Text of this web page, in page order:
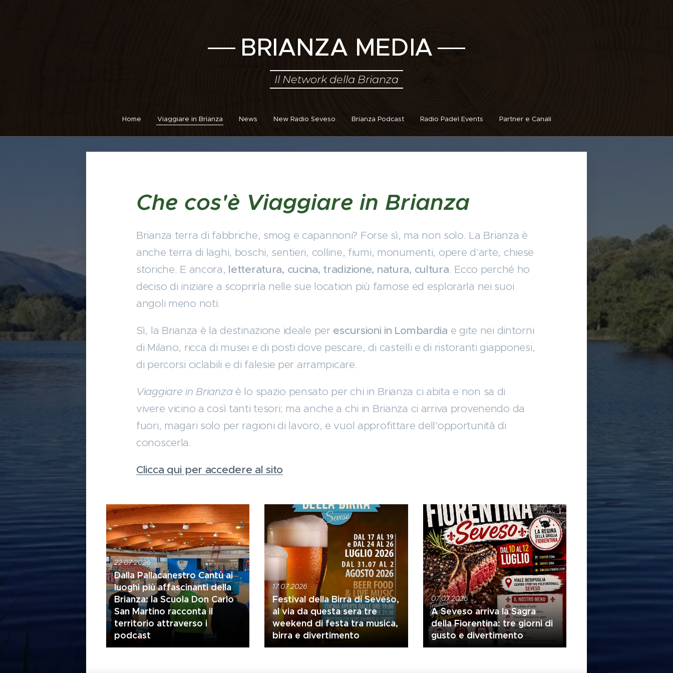
BRIANZA MEDIA
Il Network della Brianza
Home Viaggiare in Brianza News New Radio Seveso Brianza Podcast Radio Padel Events Partner e Canali
Che cos'è Viaggiare in Brianza
Brianza terra di fabbriche, smog e capannoni? Forse sì, ma non solo. La Brianza è
anche terra di laghi, boschi, sentieri, colline, fiumi, monumenti, opere d'arte, chiese
storiche. E ancora, letteratura, cucina, tradizione, natura, cultura. Ecco perché ho
deciso di iniziare a scoprirla nelle sue location più famose ed esplorarla nei suoi
angoli meno noti.
Sì, la Brianza è la destinazione ideale per escursioni in Lombardia e gite nei dintorni
di Milano, ricca di musei e di posti dove pescare, di castelli e di ristoranti giapponesi,
di percorsi ciclabili e di falesie per arrampicare.
Viaggiare in Brianzaè lo spazio pensato per chi in Brianza ci abita e non sa di
vivere vicino a così tanti tesori; ma anche a chi in Brianza ci arriva provenendo da
fuori, magari solo per ragioni di lavoro, e vuol approfittare dell'opportunità di
conoscerla.
Clicca qui per accedere al sito
22.07.2026
Dalla Pallacanestro Cantù ai
luoghi più affascinanti della
Brianza: la Scuola Don Carlo
San Martino racconta il
territorio attraverso i
podcast
17.07.2026
Festival della Birra di Seveso,
al via da questa sera tre
weekend di festa tra musica,
birra e divertimento
07.07.2026
A Seveso arriva la Sagra
della Fiorentina: tre giorni di
gusto e divertimento